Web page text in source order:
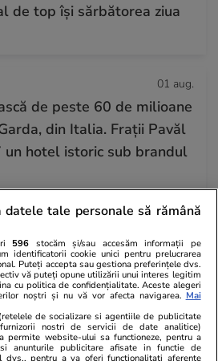
de top își sărbătorea ziua
01 aug.
de peste 60 de milioane
din Italia. Frații Pavăl
un hotel istoric sub brandul
Previziuni astrologice pentru
2026. Venus va intra în
datele tale personale să rămână
596 stocăm și/sau accesăm informații pe
identificatorii cookie unici pentru prelucrarea
Puteți accepta sau gestiona preferințele dvs.
vă puteți opune utilizării unui interes legitim
cu politica de confidențialitate. Aceste alegeri
noștri și nu vă vor afecta navigarea. Mai
de socializare si agentiile de publicitate
nostri de servicii de date analitice)
permite website-ului sa functioneze, pentru a
anunturile publicitare afisate in functie de
dvs., pentru a va oferi functionalitati aferente